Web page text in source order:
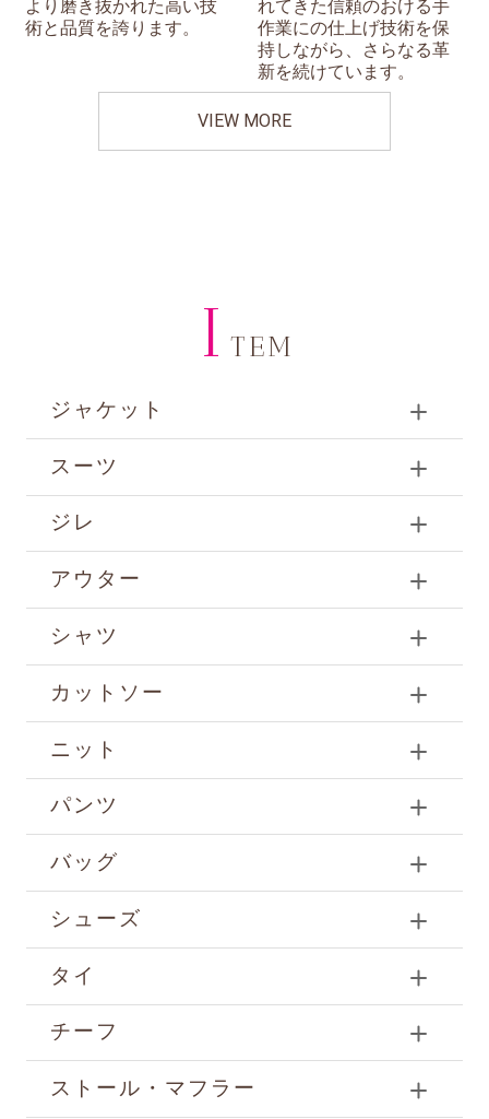
より磨き抜かれた高い技
術と品質を誇ります。
れてきた信頼のおける手
作業にの仕上げ技術を保
持しながら、さらなる革
新を続けています。
VIEW MORE
I TEM
ジャケット
スーツ
ジレ
アウター
シャツ
カットソー
ニット
パンツ
バッグ
シューズ
タイ
チーフ
ストール・マフラー